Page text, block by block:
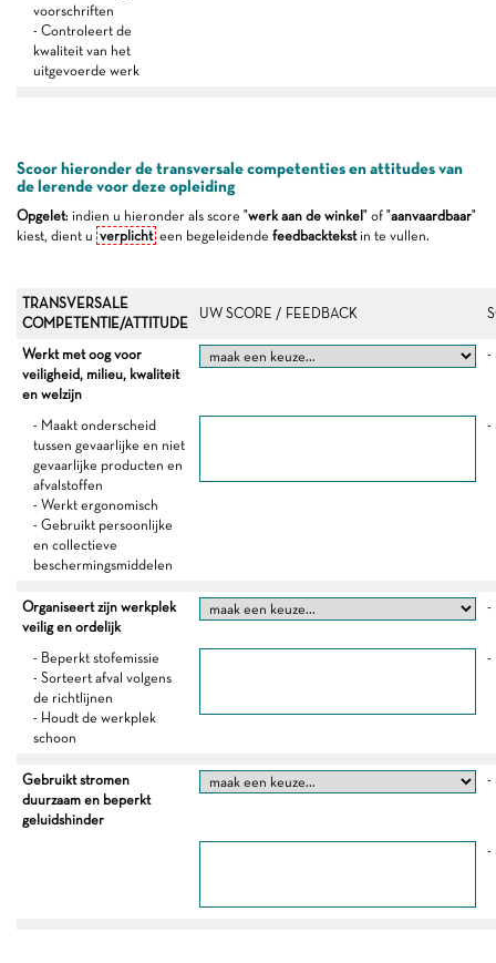
voorschriften
- Controleert de
kwaliteit van het
uitgevoerde werk
Scoor hieronder de transversale competenties en attitudes van
de lerende voor deze opleiding
Opgelet: indien u hieronder als score "werk aan de winkel " of "aanvaardbaar"
kiest, dient u verplicht een begeleidende feedbacktekstin te vullen.
TRANSVERSALE
COMPETENTIE/ATTITUDE
UW SCORE / FEEDBACK
Werkt met oog voor
veiligheid, milieu, kwaliteit
en welzijn
-
- Maakt onderscheid
tussen gevaarlijke en niet
gevaarlijke producten en
afvalstoffen
- Werkt ergonomisch
- Gebruikt persoonlijke
en collectieve
beschermingsmiddelen
-
Organiseert zijn werkplek
veilig en ordelijk
-
- Beperkt stofemissie
- Sorteert afval volgens
de richtlijnen
- Houdt de werkplek
schoon
-
Gebruikt stromen
duurzaam en beperkt
geluidshinder
-
-